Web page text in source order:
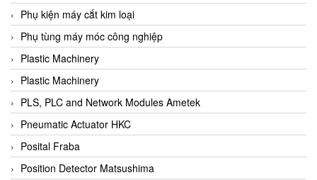
Bentone Vietnam
Bernstein Vietnam
Berthold
Bestech
Bestech
BETA
Bifold
Bihl+wiedemann
Phụ kiện máy cắt kim loại
Phụ tùng máy móc công nghiệp
Plastic Machinery
Plastic Machinery
PLS, PLC and Network Modules Ametek
Pneumatic Actuator HKC
Posital Fraba
Position Detector Matsushima